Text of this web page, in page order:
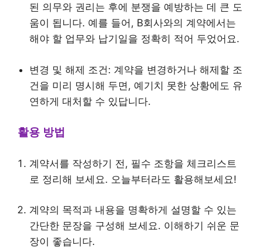
된 의무와 권리는 후에 분쟁을 예방하는 데 큰 도
움이 됩니다. 예를 들어, B회사와의 계약에서는
해야 할 업무와 납기일을 정확히 적어 두었어요.
변경 및 해제 조건: 계약을 변경하거나 해제할 조
건을 미리 명시해 두면, 예기치 못한 상황에도 유
연하게 대처할 수 있답니다.
활용 방법
계약서를 작성하기 전, 필수 조항을 체크리스트
로 정리해 보세요. 오늘부터라도 활용해보세요!
계약의 목적과 내용을 명확하게 설명할 수 있는
간단한 문장을 구성해 보세요. 이해하기 쉬운 문
장이 좋습니다.